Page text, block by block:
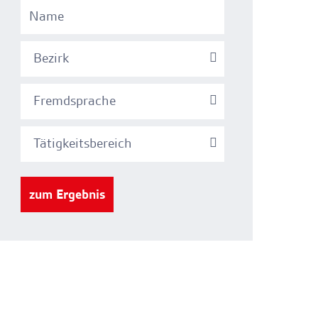
Bezirk
Fremdsprache
Tätigkeitsbereich
zum Ergebnis